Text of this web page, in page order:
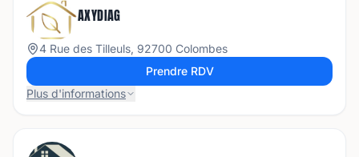
AXYDIAG
4 Rue des Tilleuls, 92700 Colombes
Prendre RDV
Plus d'informations